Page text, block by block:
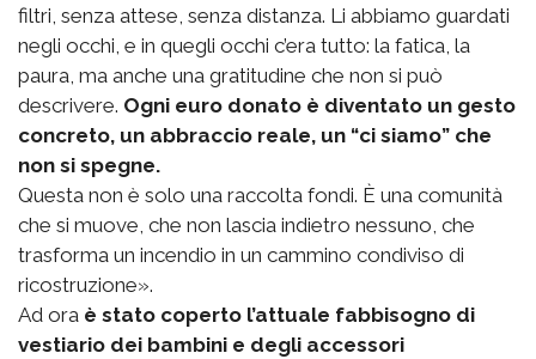
filtri, senza attese, senza distanza. Li abbiamo guardati
negli occhi, e in quegli occhi c’era tutto: la fatica, la
paura, ma anche una gratitudine che non si può
descrivere. Ogni euro donato è diventato un gesto
concreto, un abbraccio reale, un “ci siamo” che
non si spegne.
Questa non è solo una raccolta fondi. È una comunità
che si muove, che non lascia indietro nessuno, che
trasforma un incendio in un cammino condiviso di
ricostruzione».
Ad ora è stato coperto l’attuale fabbisogno di
vestiario dei bambini e degli accessori